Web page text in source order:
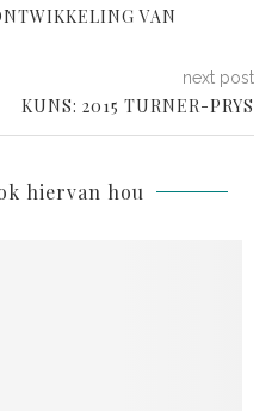
VAN
next post
KUNS: 2015 TURNER-PRYS
hiervan hou